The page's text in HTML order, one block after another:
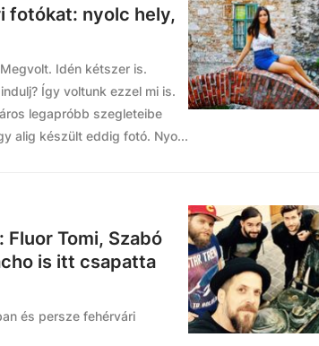
fotókat: nyolc hely,
Idén kétszer is.
Így voltunk ezzel mi is.
legapróbb szegleteibe
alig készült eddig fotó. Nyo...
Tomi, Szabó
is itt csapatta
és persze fehérvári